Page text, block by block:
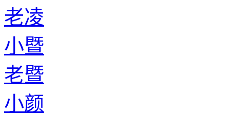
老凌
小暨
老暨
小颜